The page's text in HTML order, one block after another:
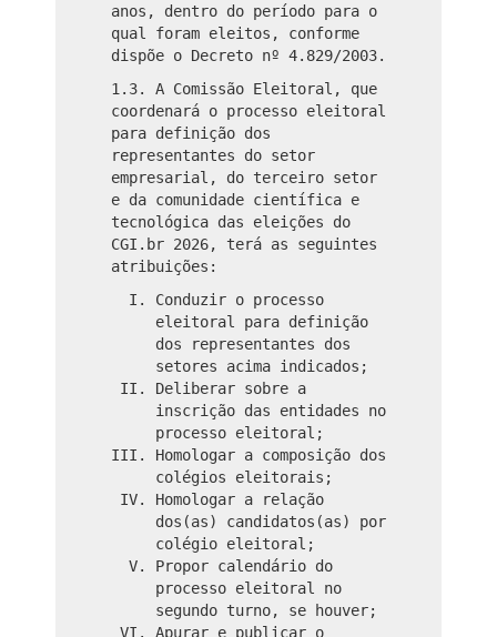
anos, dentro do período para o
qual foram eleitos, conforme
dispõe o Decreto nº 4.829/2003.
1.3. A Comissão Eleitoral, que
coordenará o processo eleitoral
para definição dos
representantes do setor
empresarial, do terceiro setor
e da comunidade científica e
tecnológica das eleições do
CGI.br 2026, terá as seguintes
atribuições:
Conduzir o processo
eleitoral para definição
dos representantes dos
setores acima indicados;
Deliberar sobre a
inscrição das entidades no
processo eleitoral;
Homologar a composição dos
colégios eleitorais;
Homologar a relação
dos(as) candidatos(as) por
colégio eleitoral;
Propor calendário do
processo eleitoral no
segundo turno, se houver;
Apurar e publicar o